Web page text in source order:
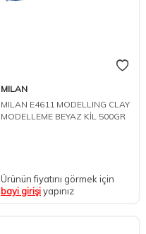
MILAN
MILAN E4611 MODELLING CLAY
MODELLEME BEYAZ KİL 500GR
Ürünün fiyatını görmek için
bayi girişiyapınız